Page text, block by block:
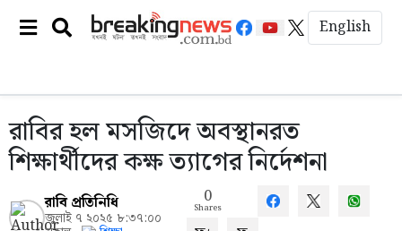
English
রাবির হল মসজিদে অবস্থানরত
শিক্ষার্থীদের কক্ষ ত্যাগের নির্দেশনা
রাবি প্রতিনিধি
জুলাই ৭ ২০২৫ ৮:৩৭:০০
0
Shares